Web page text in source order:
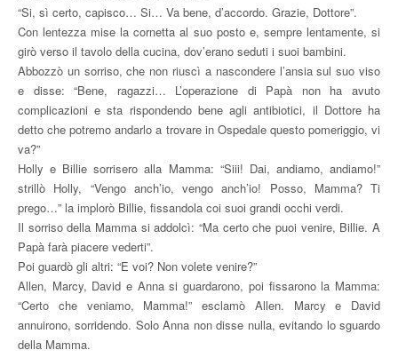
“Si, sì certo, capisco… Si… Va bene, d’accordo. Grazie, Dottore”.
Con lentezza mise la cornetta al suo posto e, sempre lentamente, si
girò verso il tavolo della cucina, dov’erano seduti i suoi bambini.
Abbozzò un sorriso, che non riuscì a nascondere l’ansia sul suo viso
e disse: “Bene, ragazzi… L’operazione di Papà non ha avuto
complicazioni e sta rispondendo bene agli antibiotici, il Dottore ha
detto che potremo andarlo a trovare in Ospedale questo pomeriggio, vi
va?”
Holly e Billie sorrisero alla Mamma: “Siii! Dai, andiamo, andiamo!”
strillò Holly, “Vengo anch’io, vengo anch’io! Posso, Mamma? Ti
prego…” la implorò Billie, fissandola coi suoi grandi occhi verdi.
Il sorriso della Mamma si addolcì: “Ma certo che puoi venire, Billie. A
Papà farà piacere vederti”.
Poi guardò gli altri: “E voi? Non volete venire?”
Allen, Marcy, David e Anna si guardarono, poi fissarono la Mamma:
“Certo che veniamo, Mamma!” esclamò Allen. Marcy e David
annuirono, sorridendo. Solo Anna non disse nulla, evitando lo sguardo
della Mamma.